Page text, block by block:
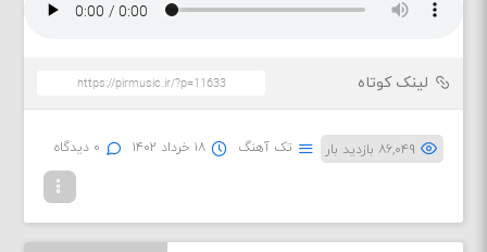
لینک کوتاه
۸۶,۰۴۹ بازدید بار تک آهنگ ۱۸ خرداد ۱۴۰۲ ۰ دیدگاه